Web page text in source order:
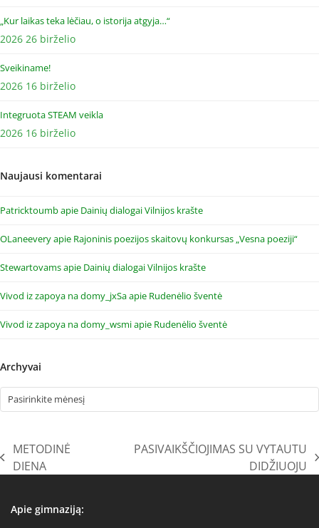
„Kur laikas teka lėčiau, o istorija atgyja…“
2026 26 birželio
Sveikiname!
2026 16 birželio
Integruota STEAM veikla
2026 16 birželio
Naujausi komentarai
Patricktoumbapie Dainių dialogai Vilnijos krašte
OLaneeveryapie Rajoninis poezijos skaitovų konkursas „Vesna poeziji“
Stewartovamsapie Dainių dialogai Vilnijos krašte
Vivod iz zapoya na domy_jxSaapie Rudenėlio šventė
Vivod iz zapoya na domy_wsmiapie Rudenėlio šventė
Archyvai
Archyvai
previous
METODINĖ
DIENA
PASIVAIKŠČIOJIMAS SU VYTAUTU
DIDŽIUOJU
Apie gimnaziją: